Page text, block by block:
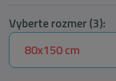
Vyberte rozmer (3):
80x150 cm